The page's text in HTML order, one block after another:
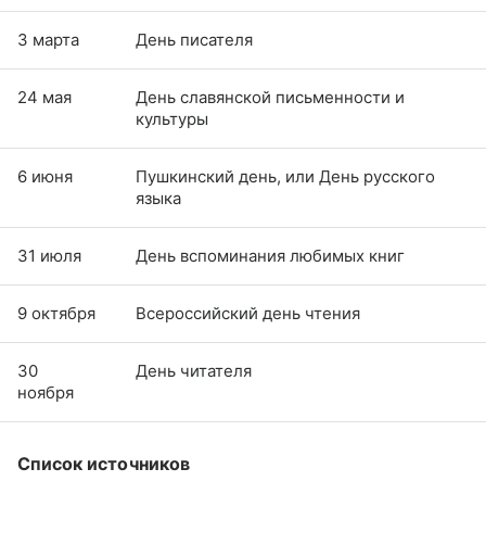
3 марта День писателя
24 мая
День славянской письменности и
культуры
6 июня
Пушкинский день, или День русского
языка
31 июля День вспоминания любимых книг
9 октября Всероссийский день чтения
30
ноября
День читателя
Список источников